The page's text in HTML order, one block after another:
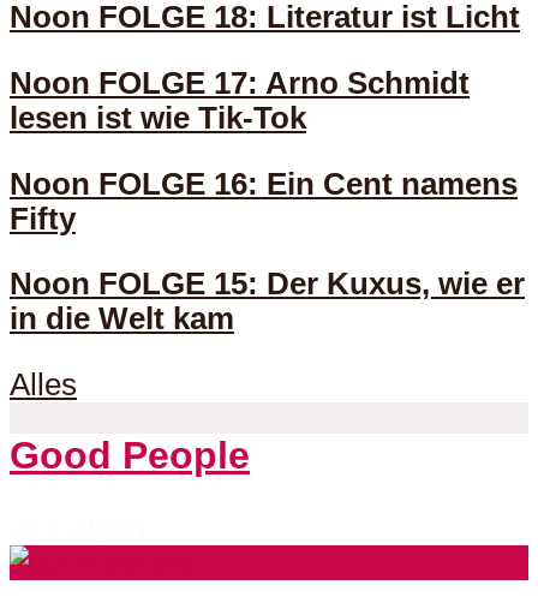
Noon FOLGE 18: Literatur ist Licht
Noon FOLGE 17: Arno Schmidt
lesen ist wie Tik-Tok
Noon FOLGE 16: Ein Cent namens
Fifty
Noon FOLGE 15: Der Kuxus, wie er
in die Welt kam
Alles
Good People